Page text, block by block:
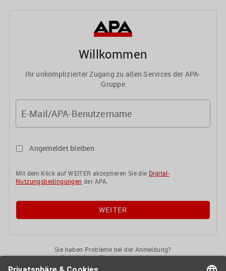
Willkommen
Ihr unkomplizierter Zugang zu allen Services der APA-
Gruppe
E-Mail/APA-Benutzername
Angemeldet bleiben
Mit dem Klick auf WEITER akzeptieren Sie die Digital-
Nutzungsbedingungen der APA.
Sie haben Probleme bei der Anmeldung?
KontaktierenSie uns gerne jederzeit!